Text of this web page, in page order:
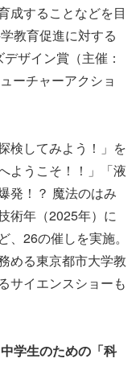
成することなどを目
教育促進に対する
ザイン賞（主催：
ーチャーアクショ
検してみよう！」を
ようこそ！！」「液
発！？ 魔法のはみ
術年（2025年）に
26の催しを実施。
める東京都市大学教
サイエンスショーも
学生のための「科